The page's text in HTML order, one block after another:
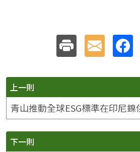
上一則
青山推動全球ESG標準在印尼鎳
下一則